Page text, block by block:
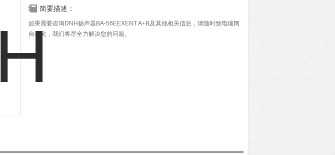
简要描述：
如果需要咨询DNH扬声器BA-56EEXENT A+B及其他相关信息，请随时致电瑞阔
自动化，我们将尽全力解决您的问题。